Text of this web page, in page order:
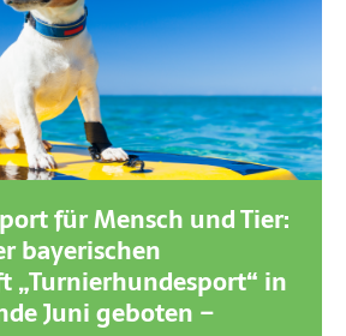
für Mensch und Tier:
bayerischen
„Turnierhundesport“ in
Juni geboten –